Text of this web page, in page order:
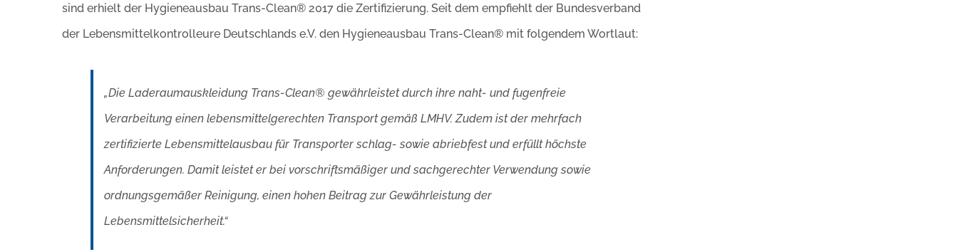
sind erhielt der Hygieneausbau Trans-Clean® 2017 die Zertifizierung. Seit dem empfiehlt der Bundesverband
der Lebensmittelkontrolleure Deutschlands e.V. den Hygieneausbau Trans-Clean® mit folgendem Wortlaut:
„Die Laderaumauskleidung Trans-Clean® gewährleistet durch ihre naht- und fugenfreie
Verarbeitung einen lebensmittelgerechten Transport gemäß LMHV. Zudem ist der mehrfach
zertifizierte Lebensmittelausbau für Transporter schlag- sowie abriebfest und erfüllt höchste
Anforderungen. Damit leistet er bei vorschriftsmäßiger und sachgerechter Verwendung sowie
ordnungsgemäßer Reinigung, einen hohen Beitrag zur Gewährleistung der
Lebensmittelsicherheit.“